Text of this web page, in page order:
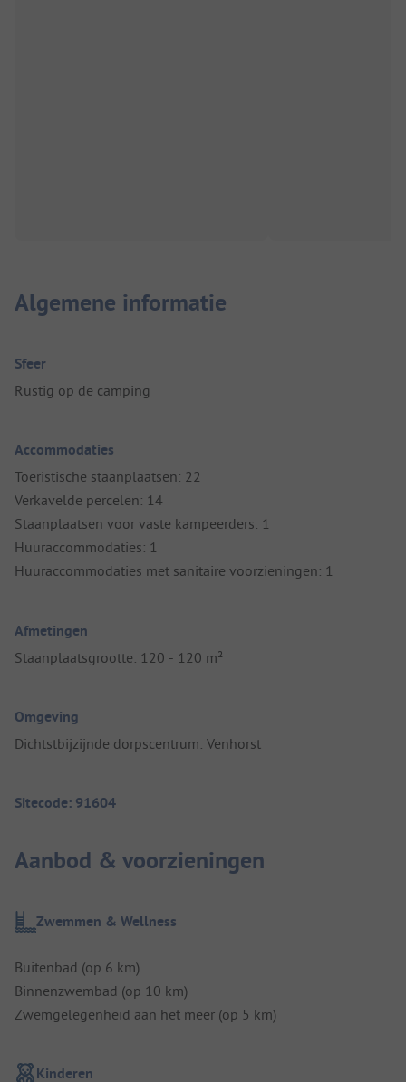
Algemene informatie
Sfeer
Rustig op de camping
Accommodaties
Toeristische staanplaatsen: 22
Verkavelde percelen: 14
Staanplaatsen voor vaste kampeerders: 1
Huuraccommodaties: 1
Huuraccommodaties met sanitaire voorzieningen: 1
Afmetingen
Staanplaatsgrootte: 120 - 120 m²
Omgeving
Dichtstbijzijnde dorpscentrum: Venhorst
Sitecode: 91604
Aanbod & voorzieningen
Zwemmen & Wellness
Buitenbad (op 6 km)
Binnenzwembad (op 10 km)
Zwemgelegenheid aan het meer (op 5 km)
Kinderen